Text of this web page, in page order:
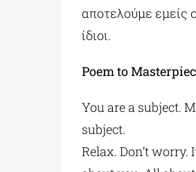
αποτελούμε εμείς
ίδιοι.
Poem to
You are a subject.
subject.
Relax. Don’t worry.